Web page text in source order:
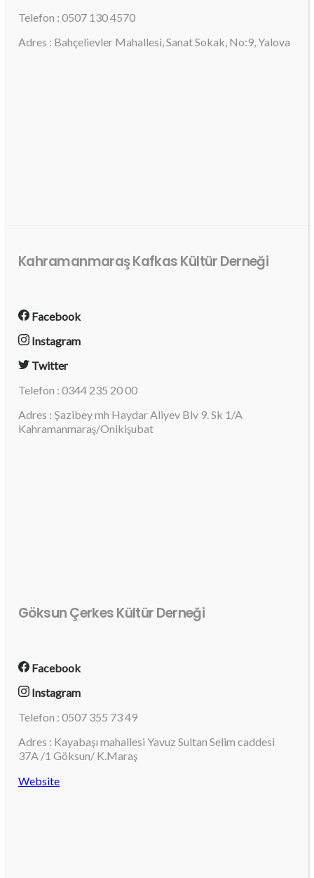
Telefon : 0507 130 4570
Adres : Bahçelievler Mahallesi, Sanat Sokak, No:9, Yalova
Kahramanmaraş Kafkas Kültür Derneği
Facebook
Instagram
Twitter
Telefon : 0344 235 20 00
Adres : Şazibey mh Haydar Aliyev Blv 9. Sk 1/A
Kahramanmaraş/Onikişubat
Göksun Çerkes Kültür Derneği
Facebook
Instagram
Telefon : 0507 355 73 49
Adres : Kayabaşı mahallesi Yavuz Sultan Selim caddesi
37A /1 Göksun/ K.Maraş
Website